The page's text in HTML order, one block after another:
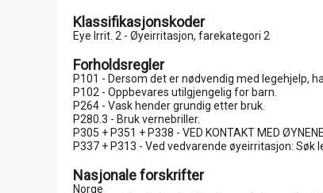
Klassifikasjonskoder
Eye Irrit. 2 - Øyeirritasjon, farekategori 2
Forholdsregler
P101 - Dersom det er nødvendig med legehjelp,
P102 - Oppbevares utilgjengelig for barn.
P264 - Vask hender grundig etter bruk.
P280.3 - Bruk vernebriller.
P305 + P351 + P338 - VED KONTAKT MED
P337 + P313 - Ved vedvarende øyeirritasjon: Søk
Nasjonale forskrifter
Norge